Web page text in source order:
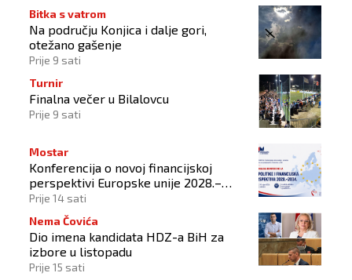
Bitka s vatrom
Na području Konjica i dalje gori,
otežano gašenje
Prije 9 sati
Turnir
Finalna večer u Bilalovcu
Prije 9 sati
Mostar
Konferencija o novoj financijskoj
perspektivi Europske unije 2028.–
2034.
Prije 14 sati
Nema Čovića
Dio imena kandidata HDZ-a BiH za
izbore u listopadu
Prije 15 sati